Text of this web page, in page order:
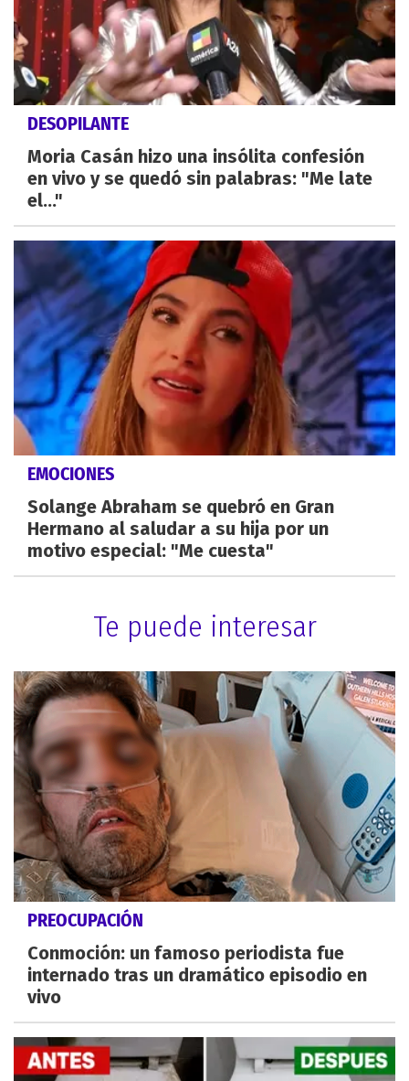
DESOPILANTE
Moria Casán hizo una insólita confesión
en vivo y se quedó sin palabras: "Me late
el..."
EMOCIONES
Solange Abraham se quebró en Gran
Hermano al saludar a su hija por un
motivo especial: "Me cuesta"
Te puede interesar
PREOCUPACIÓN
Conmoción: un famoso periodista fue
internado tras un dramático episodio en
vivo